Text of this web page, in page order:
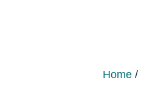
Home /